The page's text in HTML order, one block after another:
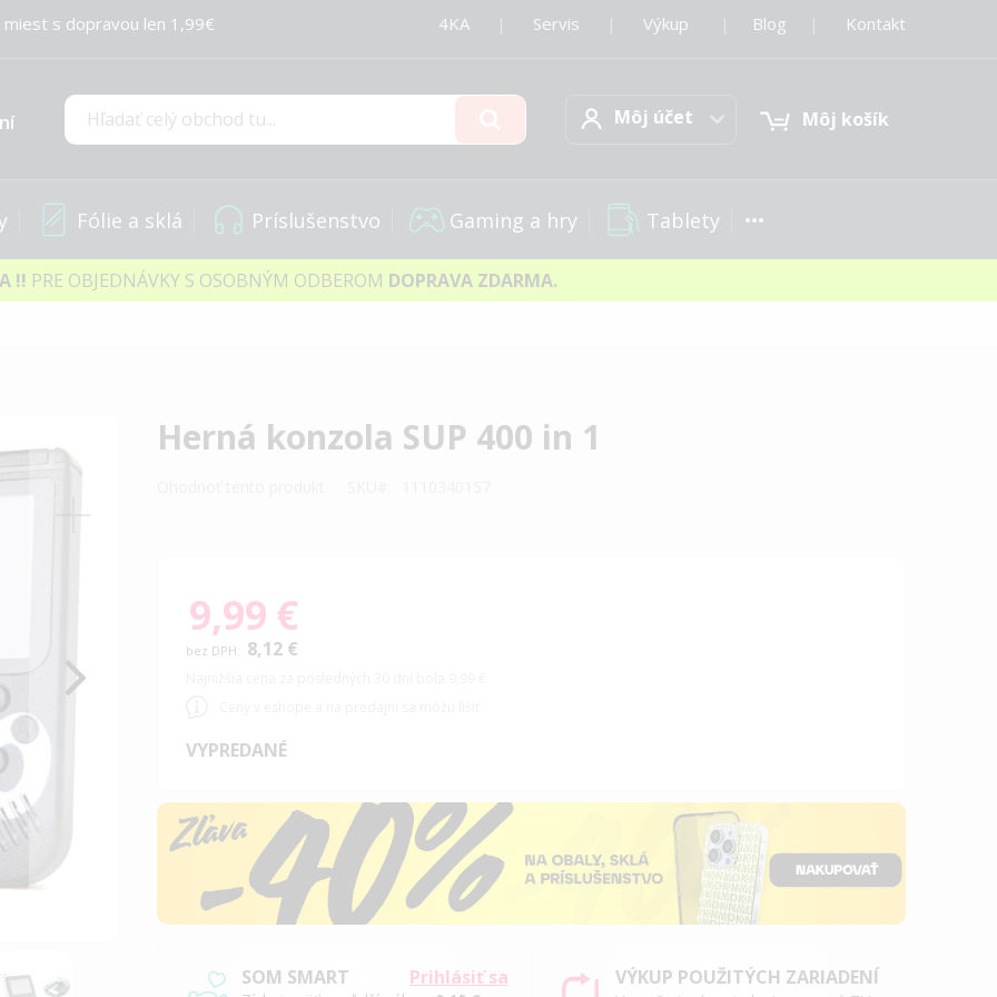
s dopravou len 1,99€ 4KA Servis Výkup Blog Kontakt
Hľadať
Môj účetMôj účet Môj košík
Fólie a sklá Príslušenstvo Gaming a hry Tablety
!! PRE OBJEDNÁVKY S OSOBNÝM ODBEROM DOPRAVA ZDARMA.
Herná konzola SUP 400 in 1
9,99 €
8,12 €
VYPREDANÉ
Prihlásiť sa
SOM SMART VÝKUP POUŽITÝCH ZARIADENÍ